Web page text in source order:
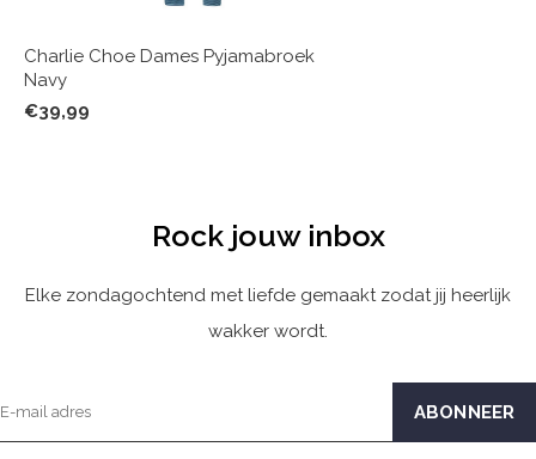
Charlie Choe Dames Pyjamabroek
Navy
€39,99
Rock jouw inbox
Elke zondagochtend met liefde gemaakt zodat jij heerlijk
wakker wordt.